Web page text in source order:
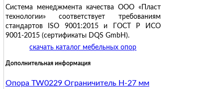
Система менеджмента качества ООО «Пласт
технологии» соответствует требованиям
стандартов ISO 9001:2015 и ГОСТ Р ИСО
9001-2015 (сертификаты DQS GmbH).
скачать каталог мебельных опор
Дополнительная информация
Опора TW0229 Ограничитель H-27 мм